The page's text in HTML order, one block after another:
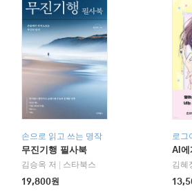
손으로 읽고 쓰는 명작
무진기행 필사북
김승옥 저
스타북스
19,800원
로그
AI에
김혜